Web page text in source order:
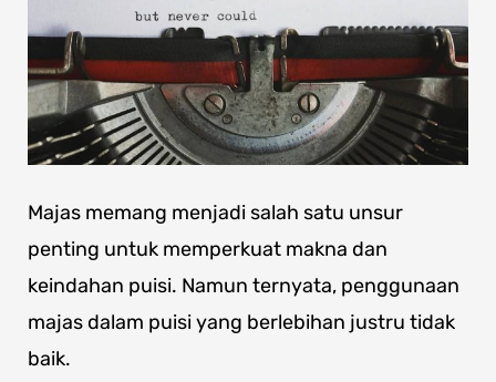
Majas memang menjadi salah satu unsur
penting untuk memperkuat makna dan
keindahan puisi. Namun ternyata, penggunaan
majas dalam puisi yang berlebihan justru tidak
baik.